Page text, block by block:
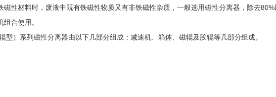
磁性材料时，废液中既有铁磁性物质又有非铁磁性杂质，一般选用磁性分离器，除去
组合使用。
型）系列磁性分离器由以下几部分组成：减速机、箱体、磁辊及胶辊等几部分组成。